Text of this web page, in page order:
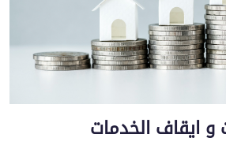
و ايقاف الخدمات